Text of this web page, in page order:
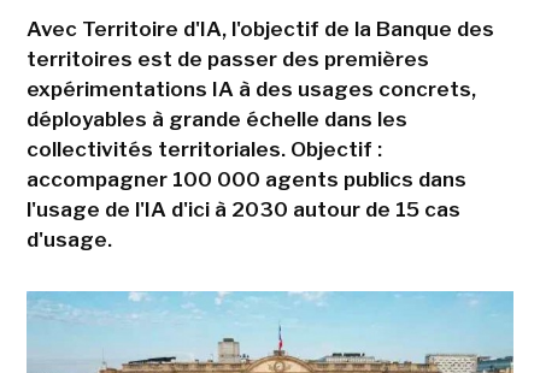
Avec Territoire d'IA, l'objectif de la Banque des
territoires est de passer des premières
expérimentations IA à des usages concrets,
déployables à grande échelle dans les
collectivités territoriales. Objectif :
accompagner 100 000 agents publics dans
l'usage de l'IA d'ici à 2030 autour de 15 cas
d'usage.